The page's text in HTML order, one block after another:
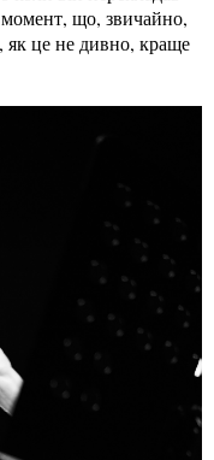
що, звичайно,
як це не дивно, краще